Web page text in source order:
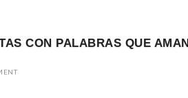
CON PALABRAS QUE AMAN